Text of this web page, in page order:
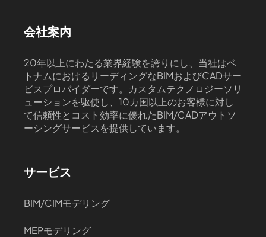
会社案内
20年以上にわたる業界経験を誇りにし、当社はベ
トナムにおけるリーディングなBIMおよびCADサー
ビスプロバイダーです。カスタムテクノロジーソリ
ューションを駆使し、10カ国以上のお客様に対し
て信頼性とコスト効率に優れたBIM/CADアウトソ
ーシングサービスを提供しています。
サービス
BIM/CIMモデリング
MEPモデリング